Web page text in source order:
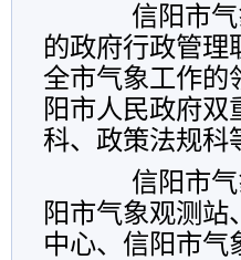
信阳市气
的政府行政管理
全市气象工作的
阳市人民政府
科、政策法规科
信阳市气
阳市气象观测
中心、信阳市气